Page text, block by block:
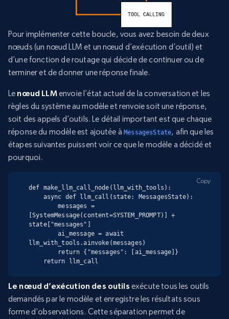
Pour implémenter cette boucle, vous avez besoin de deux
nœuds (un nœud LLM et un nœud d’exécution d’outil) et
d’une fonction de routage qui décide de continuer ou de
terminer et de donner une réponse finale.
Le nœud LLMenvoie l’état actuel de la conversation et les
règles du système au modèle et renvoie soit une réponse,
soit des appels d’outils. Le détail important est que chaque
réponse du modèle est ajoutée àMessagesState, afin que les
étapes suivantes puissent voir ce que le modèle a décidé et
pourquoi.
def make_llm_call_node(llm_with_tools):
        messages =
[SystemMessage(content=SYSTEM_PROMPT)] +
state["messages"]
        ai_message = await
llm_with_tools.ainvoke(messages)
    return llm_call
Copy
Le nœud d’exécution des outils exécute tous les outils
demandés par le modèle et enregistre les résultats sous
forme d’observations. Cette séparation permet de